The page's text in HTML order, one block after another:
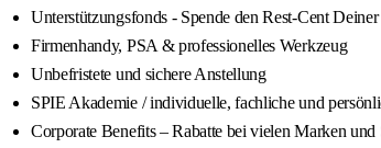
Unterstützungsfonds - Spende den Rest-Cent
Firmenhandy, PSA & professionelles Werkzeug
Unbefristete und sichere Anstellung
SPIE Akademie / individuelle, fachliche und
Corporate Benefits – Rabatte bei vielen Marken und